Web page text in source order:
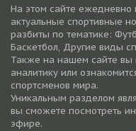
На этом сайте ежедневно
актуальные спортивные
разбиты по тематике:
Баскетбол, Другие виды
Также на нашем сайте вы
аналитику или
спортсменов мира.
Уникальным разделом
вы сможете посмотреть
эфире.